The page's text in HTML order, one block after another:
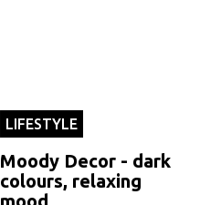
LIFESTYLE
Moody Decor - dark
colours, relaxing